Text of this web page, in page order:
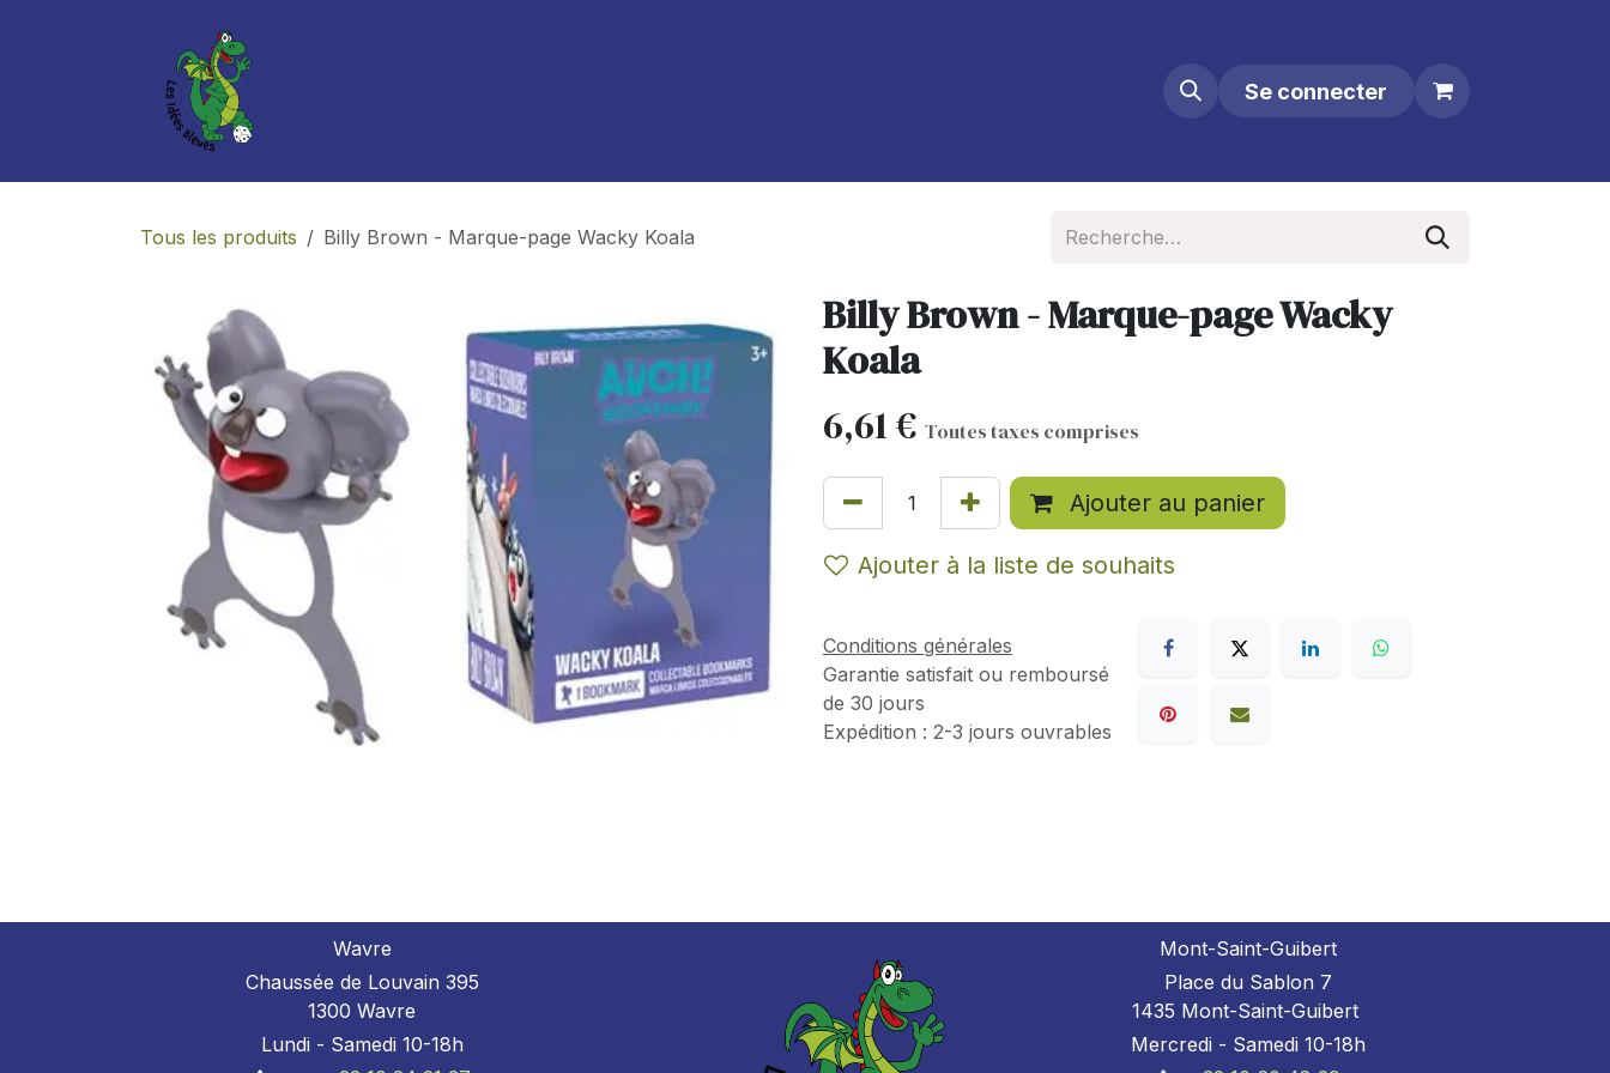
Se connecter
Tous les produits Billy Brown - Marque-page Wacky Koala
Billy Brown - Marque-page Wacky
Koala
6,61€ Toutes taxes comprises
Ajouter au panier
Ajouter à la liste de souhaits
Conditions générales
Garantie satisfait ou remboursé
de 30 jours
Expédition : 2-3 jours ouvrables
Wavre
Chaussée de Louvain 395
1300 Wavre
Lundi - Samedi 10-18h
Mont-Saint-Guibert
Place du Sablon 7
1435 Mont-Saint-Guibert
Mercredi - Samedi 10-18h